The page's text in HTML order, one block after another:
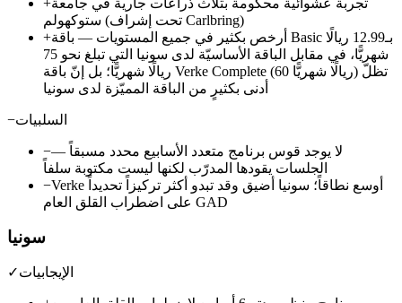
ستوكهولم (تحت إشراف Carlbring)
+أرخص بكثير في جميع المستويات — باقة Basic بـ12.99 ريالًا
شهريًّا، في مقابل الباقة الأساسيّة لدى سونيا التي تبلغ نحو 75
ريالًا شهريًّا؛ بل إنّ باقة Verke Complete (60 ريالًا شهريًّا) تظلّ
أدنى بكثيرٍ من الباقة المميّزة لدى سونيا
−السلبيات
−لا يوجد قوس برنامج متعدد الأسابيع محدد مسبقاً —
الجلسات يقودها المدرّب لكنها ليست مكتوبة سلفاً
−Verke أوسع نطاقاً؛ سونيا أضيق وقد تبدو أكثر تركيزاً تحديداً
على اضطراب القلق العام GAD
سونيا
✓الإيجابيات